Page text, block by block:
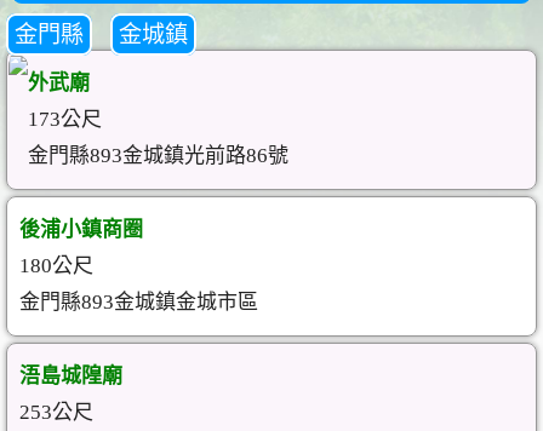
金門縣 金城鎮
外武廟
173公尺
金門縣893金城鎮光前路86號
後浦小鎮商圈
180公尺
金門縣893金城鎮金城市區
浯島城隍廟
253公尺